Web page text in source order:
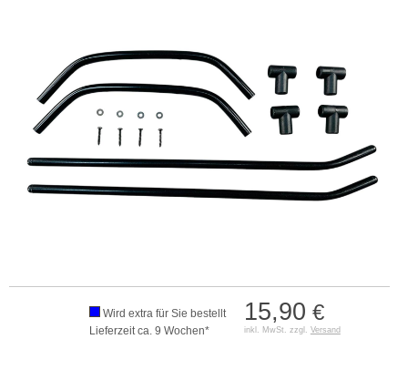
15,90 €
inkl. MwSt. zzgl. Versand
Wird extra für Sie bestellt
Lieferzeit ca. 9 Wochen*